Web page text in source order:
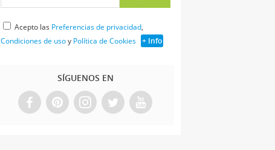
Acepto las Preferencias de privacidad,
Condiciones de usoy Política de Cookies + Info
SÍGUENOS EN